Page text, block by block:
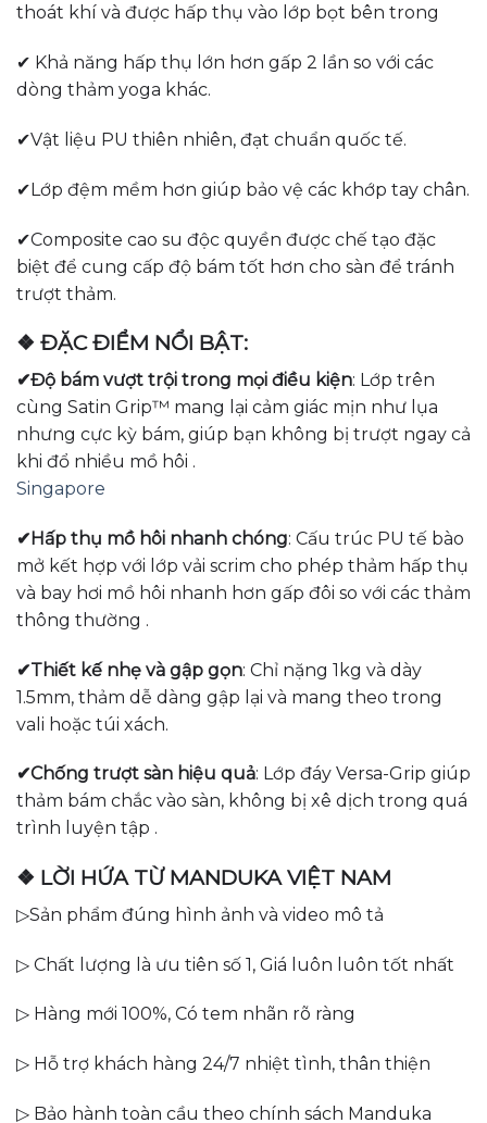
thoát khí và được hấp thụ vào lớp bọt bên trong
✔ Khả năng hấp thụ lớn hơn gấp 2 lần so với các
dòng thảm yoga khác.
✔Vật liệu PU thiên nhiên, đạt chuẩn quốc tế.
✔Lớp đệm mềm hơn giúp bảo vệ các khớp tay chân.
✔Composite cao su độc quyền được chế tạo đặc
biệt để cung cấp độ bám tốt hơn cho sàn để tránh
trượt thảm.
❖ ĐẶC ĐIỂM NỔI BẬT:
✔Độ bám vượt trội trong mọi điều kiện: Lớp trên
cùng Satin Grip™ mang lại cảm giác mịn như lụa
nhưng cực kỳ bám, giúp bạn không bị trượt ngay cả
khi đổ nhiều mồ hôi .​
Singapore
✔Hấp thụ mồ hôi nhanh chóng: Cấu trúc PU tế bào
mở kết hợp với lớp vải scrim cho phép thảm hấp thụ
và bay hơi mồ hôi nhanh hơn gấp đôi so với các thảm
thông thường .​
✔Thiết kế nhẹ và gập gọn: Chỉ nặng 1kg và dày
1.5mm, thảm dễ dàng gập lại và mang theo trong
vali hoặc túi xách.
✔Chống trượt sàn hiệu quả: Lớp đáy Versa-Grip giúp
thảm bám chắc vào sàn, không bị xê dịch trong quá
trình luyện tập .
❖ LỜI HỨA TỪ MANDUKA VIỆT NAM
▷Sản phẩm đúng hình ảnh và video mô tả
▷ Chất lượng là ưu tiên số 1, Giá luôn luôn tốt nhất
▷ Hàng mới 100%, Có tem nhãn rõ ràng
▷ Hỗ trợ khách hàng 24/7 nhiệt tình, thân thiện
▷ Bảo hành toàn cầu theo chính sách Manduka